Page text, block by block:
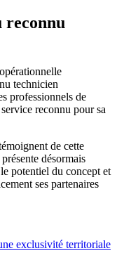
reconnu
technicien
professionnels de
reconnu pour sa
de cette
désormais
potentiel du concept et
ses partenaires
exclusivité territoriale